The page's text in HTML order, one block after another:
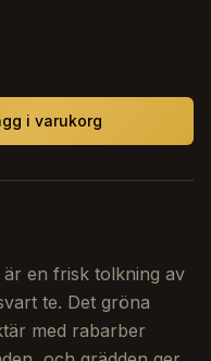
i varukorg
en frisk tolkning av
te. Det gröna
med rabarber